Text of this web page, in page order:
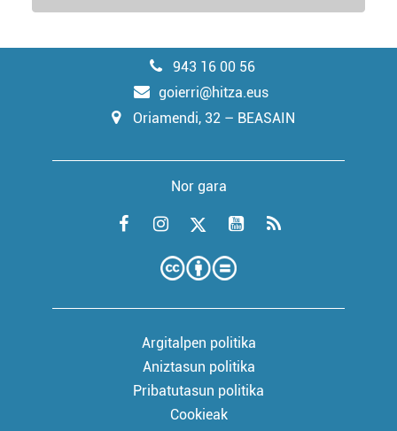
943 16 00 56
goierri@hitza.eus
Oriamendi, 32 – BEASAIN
Nor gara
Argitalpen politika
Aniztasun politika
Pribatutasun politika
Cookieak